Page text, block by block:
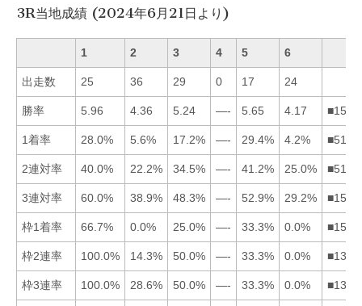
3R当地成績 (2024年6月21日より)
1 2 3 4 5 6
出走数 25 36 29 0 17 24
勝率 5.96 4.36 5.24 —- 5.65 4.17
1着率 28.0% 5.6% 17.2% —- 29.4% 4.2%
2連対率 40.0% 22.2% 34.5% —- 41.2% 25.0%
3連対率 60.0% 38.9% 48.3% —- 52.9% 29.2%
枠1着率 66.7% 0.0% 25.0% —- 33.3% 0.0%
枠2連率 100.0% 14.3% 50.0% —- 33.3% 0.0%
枠3連率 100.0% 28.6% 50.0% —- 33.3% 0.0%